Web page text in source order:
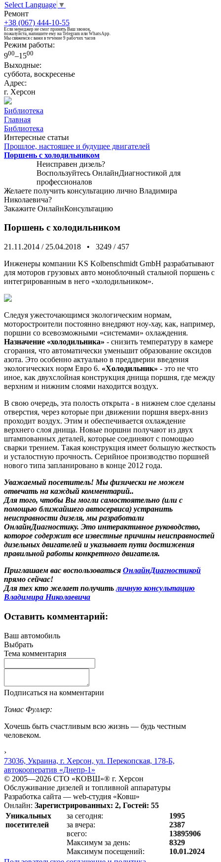
Select Language ▼
Ремонт
+38 (067) 444-10-55
Если менеджер не смог принять Ваш звонок,
пожалуйста, напишите ему на Telegram или WhatsApp.
Мы свяжемся с вами в течение 9 рабочих часов
Режим работы:
900–1500
Выходные:
суббота, воскресенье
Адрес:
г. Херсон
Библиотека
Главная
Библиотека
Интересные статьи
Прошлое, настоящее и будущее двигателей
Поршень с холодильником
Неисправен дизель?
Воспользуйтесь ОнлайнДиагностикой для
профессионалов
Желаете получить консультацию лично Владимира
Николаевича?
Закажите ОнлайнКонсультацию
Поршень с холодильником
21.11.2014 / 25.04.2018 • 3249 /457
Инженеры компании KS Kolbenschmidt GmbH разрабатывают
для моторов грузовых авто моноблочный стальной поршень с
интегрированным в него «холодильником».
Следуя ужесточающимся экологическим нормам,
моторостроители постоянно внедряют ноу-хау, как, например,
поршни со всевозможными «системами» охлаждения.
Назначение «холодильника» - снизить температуру в камере
сгорания, что автоматически уменьшит образование оксидов
азота. Это особенно актуально в преддверии введения
экологических норм Евро 6. «Холодильник» - это не что
иное, как двухслойная конструкция днища поршня, где между
верхним и нижним слоями находится воздух.
В свою очередь, эта полость открыта - в нижнем слое сделаны
отверстия, через которые при движении поршня вверх-вниз
проходит воздух. Этим и обеспечивается охлаждение
верхнего слоя днища. Новые поршни получают из двух
штампованных деталей, которые соединяют с помощью
сварки трением. Такая конструкция имеет большую жесткость
и усталостную прочность. Серийное производство поршней
нового типа запланировано в конце 2012 года.
Уважаемый посетитель! Мы физически не можем
отвечать на каждый комментарий..
Для того, чтобы Вы могли самостоятельно (или с
помощью ближайшего автосервиса) устранить
неисправности дизеля, мы разработали
ОнлайнДиагностику. Это интерактивное руководство,
которое содержит все известные причины неисправностей
дизельных двигателей и указывает пути достижения
правильной работы конкретного двигателя.
Приглашаем вас воспользоваться ОнлайнДиагностикой
прямо сейчас!
Для тех кто желает получитьличную консультацию
Владимира Николаевича
Оставить комментарий:
Ваш автомобиль
Выбрать
Тема комментария
Подписаться на комментарии
Томас Фуллер:
Хочешь быть счастливым всю жизнь — будь честным
человеком.
›
73036, Украина, г. Херсон, ул. Перекопская, 178-Б,
автокооператив «Днепр-1»
© 2005—2026 СТО «КОВШ»® г. Херсон
Обслуживание дизелей и топливной аппаратуры
Разработка сайта — web-студия «Ковш»
Онлайн: Зарегистрированных: 2, Гостей: 55
Уникальных
посетителей
за сегодня:
за вчера:
всего:
Максимум за день:
Максимум посещений:
1995
2387
13895906
8329
10.01.2024